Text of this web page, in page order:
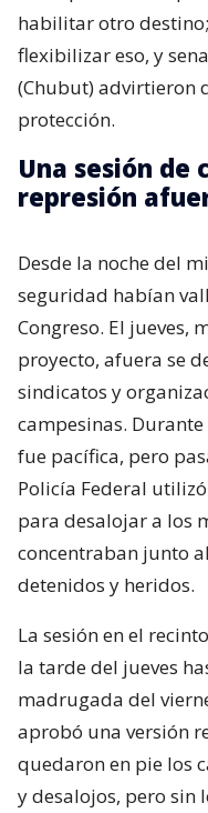
habilitar otro
flexibilizar eso, y
(Chubut) advirtieron
protección.
Una sesión de
represión
Desde la noche del
seguridad habían
Congreso. El jueves,
proyecto, afuera se
sindicatos y
campesinas.
fue pacífica, pero
Policía Federal
para desalojar a los
concentraban junto
detenidos y heridos.
La sesión en el
la tarde del jueves
madrugada del
aprobó una versión
quedaron en pie los
y desalojos, pero sin